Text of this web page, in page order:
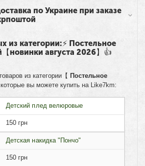
по Украине при заказе
из категории:⚡ Постельное
новинки августа 2026】👍
из категории【 Постельное
, которые вы можете купить на Like7km:
Детский плед велюровые
150 грн
Детская накидка "Пончо"
150 грн